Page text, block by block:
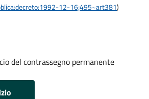
12-16;495~art381)
del contrassegno permanente